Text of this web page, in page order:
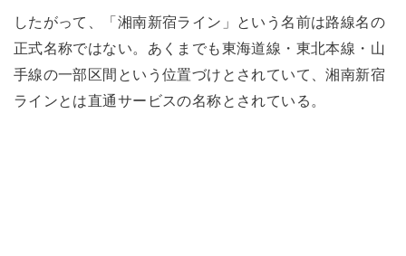
したがって、「湘南新宿ライン」という名前は路線名の
正式名称ではない。あくまでも東海道線・東北本線・山
手線の一部区間という位置づけとされていて、湘南新宿
ラインとは直通サービスの名称とされている。